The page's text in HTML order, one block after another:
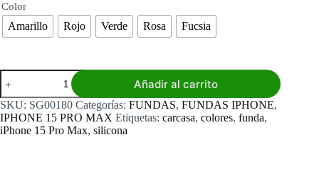
Color
Amarillo Rojo Verde Rosa Fucsia
Funda
Iphone
15
Pro
Max
Silicona
Añadir al carrito
SKU: SG00180 Categorías: FUNDAS, FUNDAS IPHONE,
IPHONE 15 PRO MAX Etiquetas: carcasa, colores, funda,
iPhone 15 Pro Max, silicona